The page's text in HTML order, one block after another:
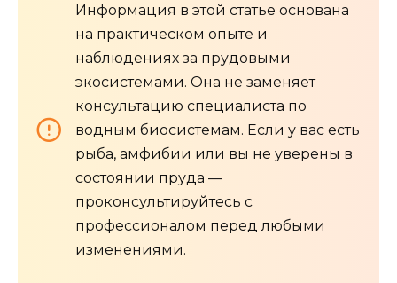
Информация в этой статье основана
на практическом опыте и
наблюдениях за прудовыми
экосистемами. Она не заменяет
консультацию специалиста по
водным биосистемам. Если у вас есть
рыба, амфибии или вы не уверены в
состоянии пруда —
проконсультируйтесь с
профессионалом перед любыми
изменениями.